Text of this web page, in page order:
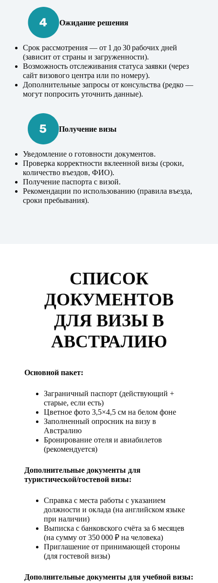
Ожидание решения
Срок рассмотрения — от 1 до 30 рабочих дней
(зависит от страны и загруженности).
Возможность отслеживания статуса заявки (через
сайт визового центра или по номеру).
Дополнительные запросы от консульства (редко —
могут попросить уточнить данные).
Получение визы
Уведомление о готовности документов.
Проверка корректности вклеенной визы (сроки,
количество въездов, ФИО).
Получение паспорта с визой.
Рекомендации по использованию (правила въезда,
сроки пребывания).
СПИСОК
ДОКУМЕНТОВ
ДЛЯ ВИЗЫ В
АВСТРАЛИЮ
Основной пакет:
Заграничный паспорт (действующий +
старые, если есть)
Цветное фото 3,5×4,5 см на белом фоне
Заполненный опросник на визу в
Австралию
Бронирование отеля и авиабилетов
(рекомендуется)
Дополнительные документы для
туристической/гостевой визы:
Справка с места работы с указанием
должности и оклада (на английском языке
при наличии)
Выписка с банковского счёта за 6 месяцев
(на сумму от 350 000 ₽ на человека)
Приглашение от принимающей стороны
(для гостевой визы)
Дополнительные документы для учебной визы: